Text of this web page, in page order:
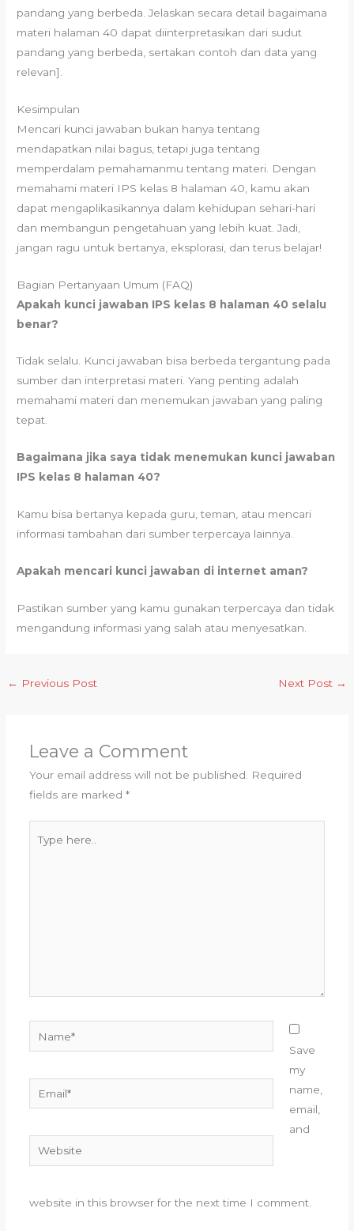
pandang yang berbeda. Jelaskan secara detail bagaimana
materi halaman 40 dapat diinterpretasikan dari sudut
pandang yang berbeda, sertakan contoh dan data yang
relevan].
Kesimpulan
Mencari kunci jawaban bukan hanya tentang
mendapatkan nilai bagus, tetapi juga tentang
memperdalam pemahamanmu tentang materi. Dengan
memahami materi IPS kelas 8 halaman 40, kamu akan
dapat mengaplikasikannya dalam kehidupan sehari-hari
dan membangun pengetahuan yang lebih kuat. Jadi,
jangan ragu untuk bertanya, eksplorasi, dan terus belajar!
Bagian Pertanyaan Umum (FAQ)
Apakah kunci jawaban IPS kelas 8 halaman 40 selalu
benar?
Tidak selalu. Kunci jawaban bisa berbeda tergantung pada
sumber dan interpretasi materi. Yang penting adalah
memahami materi dan menemukan jawaban yang paling
tepat.
Bagaimana jika saya tidak menemukan kunci jawaban
IPS kelas 8 halaman 40?
Kamu bisa bertanya kepada guru, teman, atau mencari
informasi tambahan dari sumber terpercaya lainnya.
Apakah mencari kunci jawaban di internet aman?
Pastikan sumber yang kamu gunakan terpercaya dan tidak
mengandung informasi yang salah atau menyesatkan.
← Previous Post Next Post →
Leave a Comment
Your email address will not be published.
Required
fields are marked *
here..
Website
Save
my
name,
email,
and
website in this browser for the next time I comment.